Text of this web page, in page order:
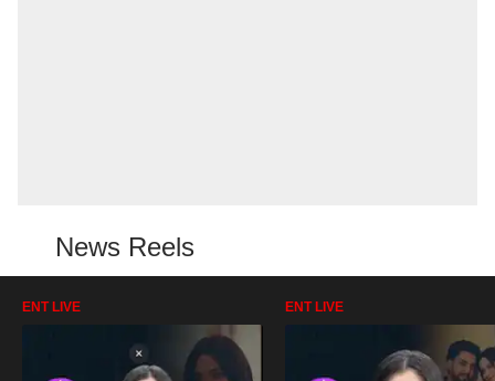
News Reels
ENT LIVE ENT LIVE